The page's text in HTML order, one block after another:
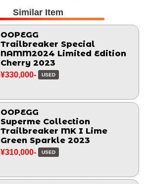
Similar Item
OOPEGG
Trailbreaker Special
NAMM2024 Limited Edition
Cherry 2023
¥330,000- USED
OOPEGG
Superme Collection
Trailbreaker MK I Lime
Green Sparkle 2023
¥310,000- USED